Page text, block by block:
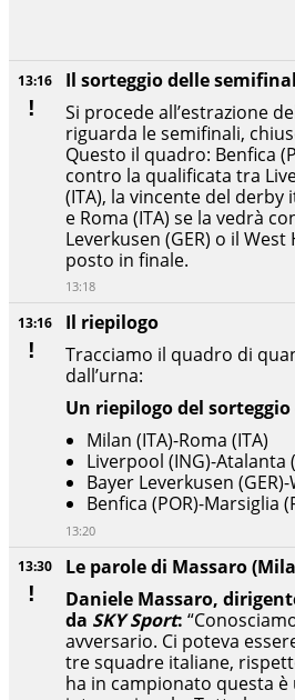
13:30
Le parole di Massaro
Daniele Massaro,
da SKY Sport:
avversario. Ci poteva
tre squadre italiane,
ha in campionato questa
13:16
Il riepilogo
Tracciamo il quadro di
dall’urna:
Un riepilogo del
Milan (ITA)-Roma (ITA)
Liverpool (ING)-Atalanta
Bayer Leverkusen
Benfica (POR)-Marsiglia
13:20
13:16
Il sorteggio delle
Si procede all’estrazione
riguarda le semifinali,
Questo il quadro: Benfica
contro la qualificata tra
(ITA), la vincente del derby
e Roma (ITA) se la vedrà
Leverkusen (GER) o il
posto in finale.
13:18